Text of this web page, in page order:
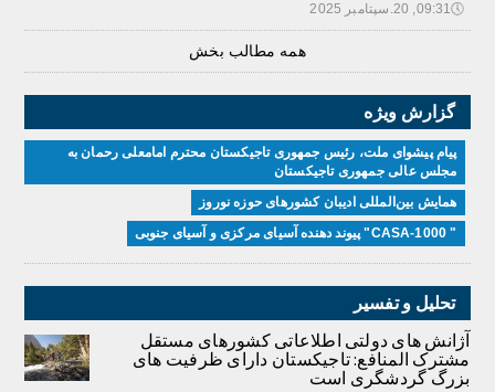
🕔09:31, 20.سپتامبر 2025
همه مطالب بخش
گزارش ویژه
پیام پیشوای ملت، رئیس جمهوری تاجیکستان محترم امامعلی رحمان به
مجلس عالی جمهوری تاجیکستان
همایش بین‌المللی ادیبان کشور‌های حوزه نوروز
" CASA-1000" پیوند دهنده آسیای مرکزی و آسیای جنوبی
تحلیل و تفسیر
آژانش های دولتی اطلاعاتی کشورهای مستقل
مشترک المنافع: تاجیکستان دارای ظرفیت های
بزرگ گردشگری است